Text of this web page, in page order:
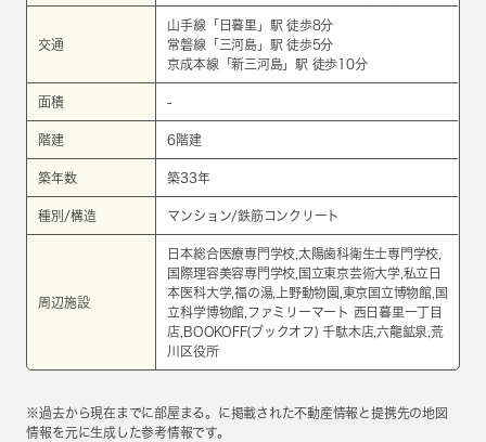
交通
山手線 「 日暮里 」駅 徒歩8分
常磐線 「 三河島 」駅 徒歩5分
京成本線 「新三河島 」駅 徒歩10分
面積 -
階建 6階建
築年数 築33年
種別/構造 マンション/鉄筋コンクリート
周辺施設
日本総合医療専門学校,太陽歯科衛生士専門学校,
国際理容美容専門学校,国立東京芸術大学,私立日
本医科大学,福の湯,上野動物園,東京国立博物館,国
立科学博物館,ファミリーマート 西日暮里一丁目
店,BOOKOFF(ブックオフ) 千駄木店,六龍鉱泉,荒
川区役所
※過去から現在までに部屋まる。に掲載された不動産情報と提携先の地図
情報を元に生成した参考情報です。